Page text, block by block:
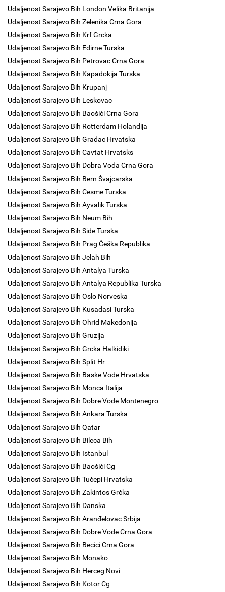
Udaljenost Sarajevo Bih London Velika Britanija
Udaljenost Sarajevo Bih Zelenika Crna Gora
Udaljenost Sarajevo Bih Krf Grcka
Udaljenost Sarajevo Bih Edirne Turska
Udaljenost Sarajevo Bih Petrovac Crna Gora
Udaljenost Sarajevo Bih Kapadokija Turska
Udaljenost Sarajevo Bih Krupanj
Udaljenost Sarajevo Bih Leskovac
Udaljenost Sarajevo Bih Baošići Crna Gora
Udaljenost Sarajevo Bih Rotterdam Holandija
Udaljenost Sarajevo Bih Gradac Hrvatska
Udaljenost Sarajevo Bih Cavtat Hrvatsks
Udaljenost Sarajevo Bih Dobra Voda Crna Gora
Udaljenost Sarajevo Bih Bern Švajcarska
Udaljenost Sarajevo Bih Cesme Turska
Udaljenost Sarajevo Bih Ayvalik Turska
Udaljenost Sarajevo Bih Neum Bih
Udaljenost Sarajevo Bih Side Turska
Udaljenost Sarajevo Bih Prag Češka Republika
Udaljenost Sarajevo Bih Jelah Bih
Udaljenost Sarajevo Bih Antalya Turska
Udaljenost Sarajevo Bih Antalya Republika Turska
Udaljenost Sarajevo Bih Oslo Norveska
Udaljenost Sarajevo Bih Kusadasi Turska
Udaljenost Sarajevo Bih Ohrid Makedonija
Udaljenost Sarajevo Bih Gruzija
Udaljenost Sarajevo Bih Grcka Halkidiki
Udaljenost Sarajevo Bih Split Hr
Udaljenost Sarajevo Bih Baske Vode Hrvatska
Udaljenost Sarajevo Bih Monca Italija
Udaljenost Sarajevo Bih Dobre Vode Montenegro
Udaljenost Sarajevo Bih Ankara Turska
Udaljenost Sarajevo Bih Qatar
Udaljenost Sarajevo Bih Bileca Bih
Udaljenost Sarajevo Bih Istanbul
Udaljenost Sarajevo Bih Baošići Cg
Udaljenost Sarajevo Bih Tučepi Hrvatska
Udaljenost Sarajevo Bih Zakintos Grčka
Udaljenost Sarajevo Bih Danska
Udaljenost Sarajevo Bih Aranđelovac Srbija
Udaljenost Sarajevo Bih Dobre Vode Crna Gora
Udaljenost Sarajevo Bih Becici Crna Gora
Udaljenost Sarajevo Bih Monako
Udaljenost Sarajevo Bih Herceg Novi
Udaljenost Sarajevo Bih Kotor Cg